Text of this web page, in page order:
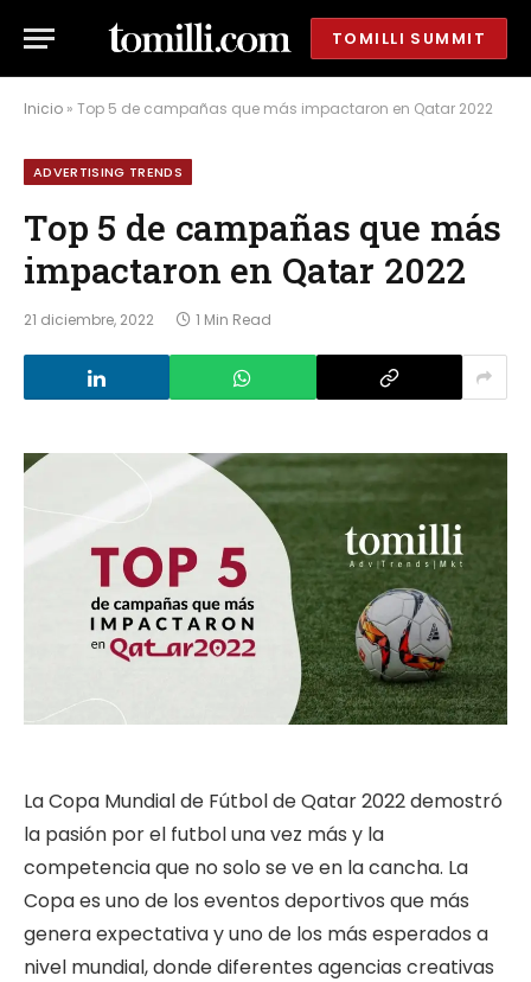
TOMILLI SUMMIT
Inicio » Top 5 de campañas que más impactaron en Qatar 2022
ADVERTISING TRENDS
Top 5 de campañas que más
impactaron en Qatar 2022
21 diciembre, 2022 1 Min Read
La Copa Mundial de Fútbol de Qatar 2022 demostró
la pasión por el futbol una vez más y la
competencia que no solo se ve en la cancha. La
Copa es uno de los eventos deportivos que más
genera expectativa y uno de los más esperados a
nivel mundial, donde diferentes agencias creativas